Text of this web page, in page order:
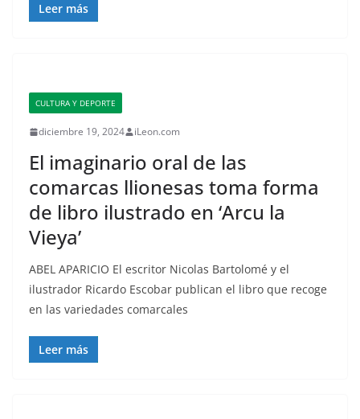
Leer más
CULTURA Y DEPORTE
diciembre 19, 2024 iLeon.com
El imaginario oral de las
comarcas llionesas toma forma
de libro ilustrado en ‘Arcu la
Vieya’
ABEL APARICIO El escritor Nicolas Bartolomé y el
ilustrador Ricardo Escobar publican el libro que recoge
en las variedades comarcales
Leer más